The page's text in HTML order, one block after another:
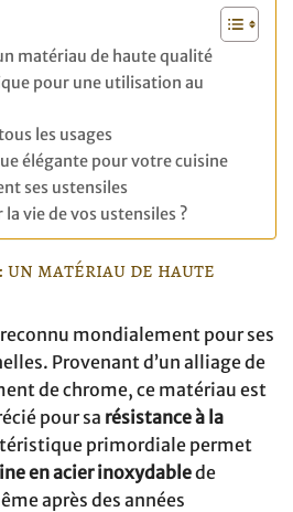
matériau de haute qualité
pour une utilisation au
les usages
élégante pour votre cuisine
ses ustensiles
vie de vos ustensiles ?
un matériau de haute
mondialement pour ses
Provenant d’un alliage de
de chrome, ce matériau est
pour sa résistance à la
primordiale permet
en acier inoxydablede
après des années